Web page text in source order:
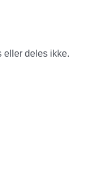
eller deles ikke.